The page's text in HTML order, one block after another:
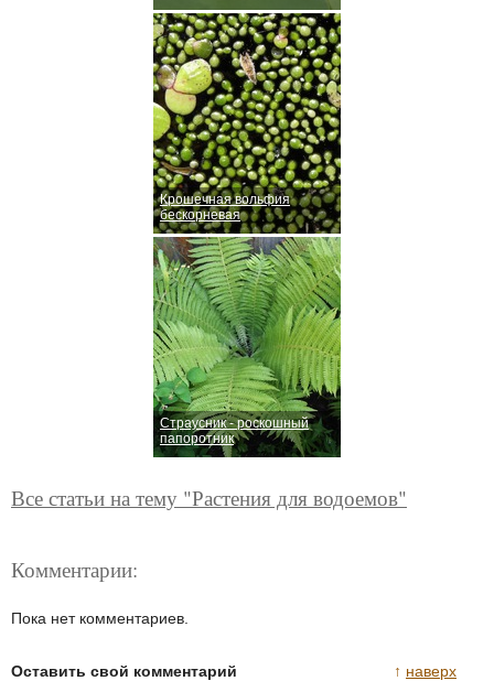
Крошечная вольфия
бескорневая
Страусник - роскошный
папоротник
Все статьи на тему "Растения для водоемов"
Комментарии:
Пока нет комментариев.
↑ наверх
Оставить свой комментарий